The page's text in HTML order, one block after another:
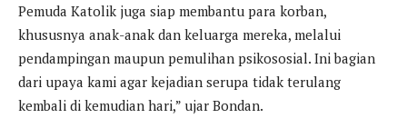
Pemuda Katolik juga siap membantu para korban,
khususnya anak-anak dan keluarga mereka, melalui
pendampingan maupun pemulihan psikososial. Ini bagian
dari upaya kami agar kejadian serupa tidak terulang
kembali di kemudian hari,” ujar Bondan.